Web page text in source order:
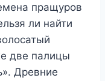
пращуров
ли найти
две палицы
Древние